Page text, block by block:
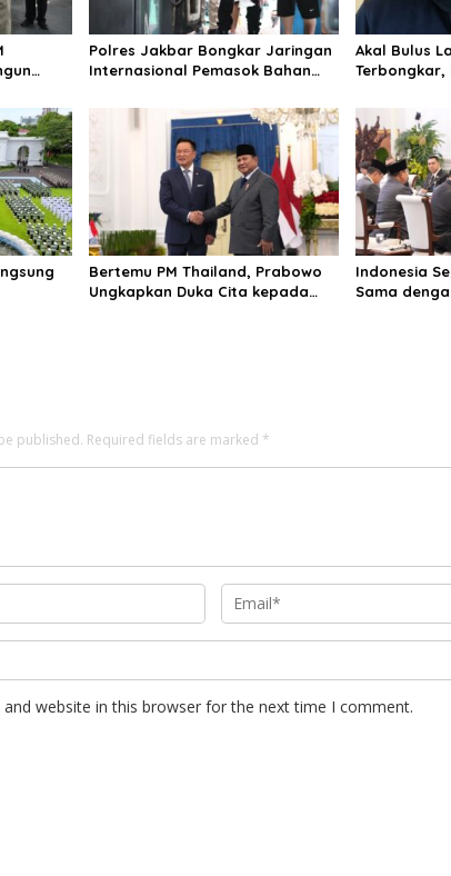
Dunia
Polres Jakbar Bongkar Jaringan
Internasional Pemasok Bahan
Diringkus dan Barang Bukti 1,1
Ton Rp119 Miliar Dimusnahkan
Akal Bulus
Terbongkar,
untuk Crypto
Bertemu PM Thailand, Prabowo
Ungkapkan Duka Cita kepada
Indonesia
Sama
published. Required fields are marked *
and website in this browser for the next time I comment.